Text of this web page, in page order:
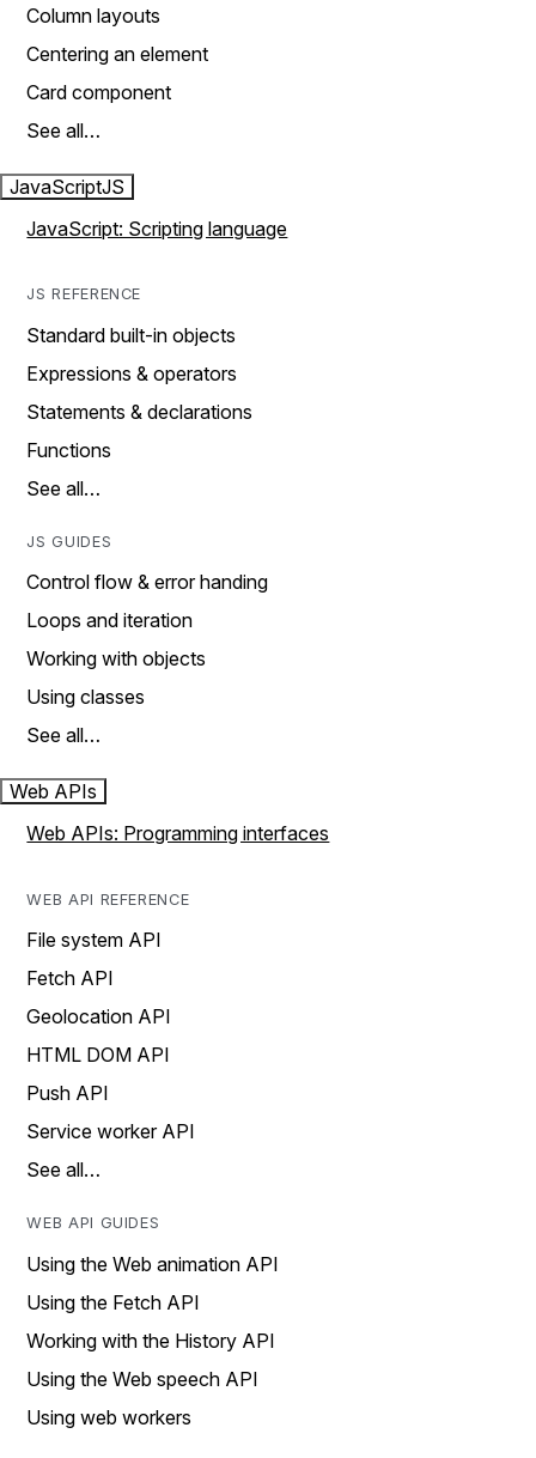
Column layouts
Centering an element
Card component
See all…
JavaScriptJS
JavaScript: Scripting language
JS REFERENCE
Standard built-in objects
Expressions & operators
Statements & declarations
Functions
See all…
JS GUIDES
Control flow & error handing
Loops and iteration
Working with objects
Using classes
See all…
Web APIs
Web APIs: Programming interfaces
WEB API REFERENCE
File system API
Fetch API
Geolocation API
HTML DOM API
Push API
Service worker API
See all…
WEB API GUIDES
Using the Web animation API
Using the Fetch API
Working with the History API
Using the Web speech API
Using web workers